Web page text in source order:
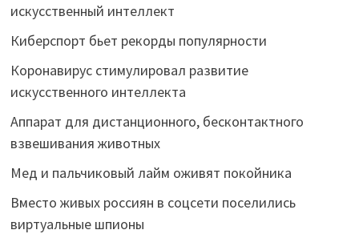
искусственный интеллект
Киберспорт бьет рекорды популярности
Коронавирус стимулировал развитие
искусственного интеллекта
Аппарат для дистанционного, бесконтактного
взвешивания животных
Мед и пальчиковый лайм оживят покойника
Вместо живых россиян в соцсети поселились
виртуальные шпионы